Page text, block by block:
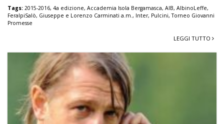
Tags: 2015-2016, 4a edizione, Accademia Isola Bergamasca, AIB, AlbinoLeffe,
FeralpiSalò, Giuseppe e Lorenzo Carminati a.m., Inter, Pulcini,Torneo Giovanni
Promesse
LEGGI TUTTO